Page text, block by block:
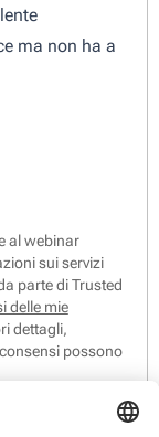
ma non ha a
al webinar
sui servizi
parte di Trusted
delle mie
dettagli,
possono
suggerimenti e